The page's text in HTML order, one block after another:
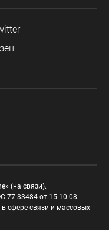
(на связи).
77-33484 от 15.10.08.
сфере связи и массовых